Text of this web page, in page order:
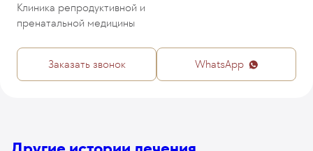
Клиника репродуктивной и
пренатальной медицины
WhatsApp
Заказать звонок